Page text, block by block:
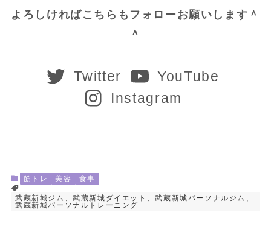
よろしければこちらもフォローお願いします＾
＾
Twitter
YouTube
Instagram
筋トレ 美容 食事
武蔵新城ジム、武蔵新城ダイエット、武蔵新城パーソナルジム、
武蔵新城パーソナルトレーニング